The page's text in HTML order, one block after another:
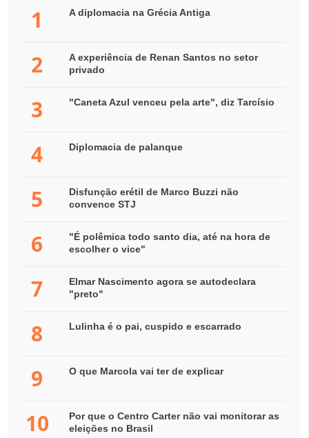
1 A diplomacia na Grécia Antiga
2
A experiência de Renan Santos no setor
privado
3 "Caneta Azul venceu pela arte", diz Tarcísio
4 Diplomacia de palanque
5
Disfunção erétil de Marco Buzzi não
convence STJ
6
"É polêmica todo santo dia, até na hora de
escolher o vice"
7
Elmar Nascimento agora se autodeclara
"preto"
8 Lulinha é o pai, cuspido e escarrado
9 O que Marcola vai ter de explicar
10
Por que o Centro Carter não vai monitorar as
eleições no Brasil